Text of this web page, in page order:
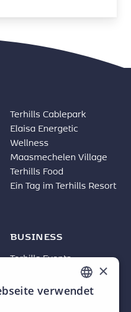
Terhills Cablepark
Elaisa Energetic
Wellness
Maasmechelen Village
Terhills Food
Ein Tag im Terhills Resort
BUSINESS
Terhills Events
DUTCH
×
verwendet